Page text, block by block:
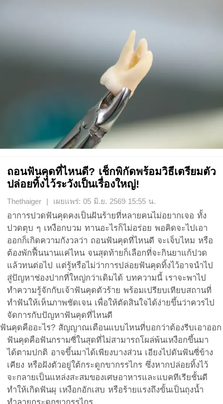
ถอนฟันคุดที่ไหนดี? เช็กพิกัดพร้อมวิธีเตรียมตัว
ปล่อยทิ้งไว้ระวังเป็นเรื่องใหญ่!
Thethaiger | เผยแพร่: 05 มิ.ย. 2569 15:55 น.
อาการปวดฟันคุดคงเป็นฝันร้ายที่หลายคนไม่อยากเจอ ทั้ง
ปวดตุบ ๆ เหงือกบวม ทานอะไรก็ไม่อร่อย พอคิดจะไปเอา
ออกก็เกิดความกังวลว่า ถอนฟันคุดที่ไหนดี จะเจ็บไหม หรือ
ต้องพักฟื้นนานแค่ไหน จนสุดท้ายก็เลือกที่จะกินยาแก้ปวด
แล้วทนต่อไป แต่รู้หรือไม่ว่าการปล่อยฟันคุดทิ้งไว้อาจนำไป
สู่ปัญหาช่องปากที่ใหญ่กว่าเดิมได้ บทความนี้ เราจะพาไป
ทำความรู้จักกับเจ้าฟันคุดตัวร้าย พร้อมเปรียบเทียบสถานที่
ทำฟันให้เห็นภาพชัดเจน เพื่อให้ตัดสินใจได้ง่ายขึ้นว่าควรไป
จัดการกับปัญหาฟันคุดที่ไหนดี
ฟันคุดคืออะไร? สัญญาณเตือนแบบไหนที่บอกว่าต้องรีบเอาออก
ฟันคุดคือฟันกรามซี่ในสุดที่ไม่สามารถโผล่พ้นเหงือกขึ้นมา
ได้ตามปกติ อาจขึ้นมาได้เพียงบางส่วน เอียงไปดันฟันซี่ข้าง
เคียง หรือฝังตัวอยู่ใต้กระดูกขากรรไกร ซึ่งหากปล่อยทิ้งไว้
จะกลายเป็นแหล่งสะสมของเศษอาหารและแบคทีเรียชั้นดี
ทำให้เกิดฟันผุ เหงือกอักเสบ หรือร้ายแรงถึงขั้นเป็นถุงน้ำ